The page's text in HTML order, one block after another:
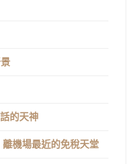
的天神
機場最近的免稅天堂